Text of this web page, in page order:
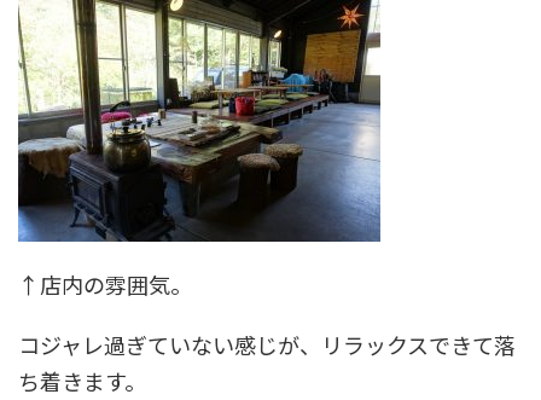
↑店内の雰囲気。
コジャレ過ぎていない感じが、リラックスできて落
ち着きます。